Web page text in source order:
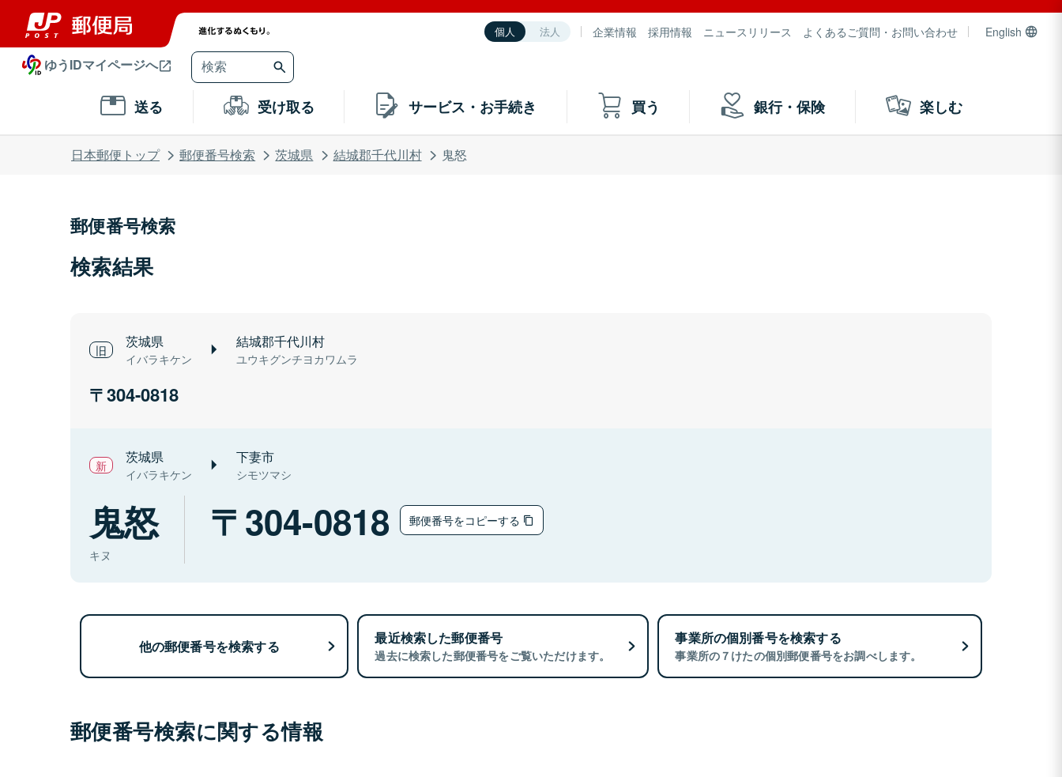
個人 法人 企業情報 採用情報 ニュースリリース よくあるご質問・お問い合わせ English
ゆうIDマイページへ
送る 受け取る サービス・お手続き 買う 銀行・保険 楽しむ
日本郵便トップ 郵便番号検索 茨城県 結城郡千代川村 鬼怒
郵便番号検索
検索結果
茨城県
イバラキケン
結城郡千代川村
ユウキグンチヨカワムラ
304-0818
茨城県
イバラキケン
下妻市
シモツマシ
鬼怒
キヌ
304-0818 郵便番号をコピーする
他の郵便番号を検索する 最近検索した郵便番号
過去に検索した郵便番号をご覧いただけます。
事業所の個別番号を検索する
事業所の７けたの個別郵便番号をお調べします。
郵便番号検索に関する情報